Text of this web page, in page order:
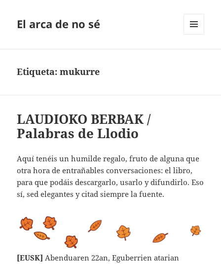
El arca de no sé
Etiqueta:mukurre
LAUDIOKO BERBAK /
Palabras de Llodio
Aquí tenéis un humilde regalo, fruto de alguna que
otra hora de entrañables conversaciones: el libro,
para que podáis descargarlo, usarlo y difundirlo. Eso
sí, sed elegantes y citad siempre la fuente.
[EUSK] Abenduaren 22an, Eguberrien atarian